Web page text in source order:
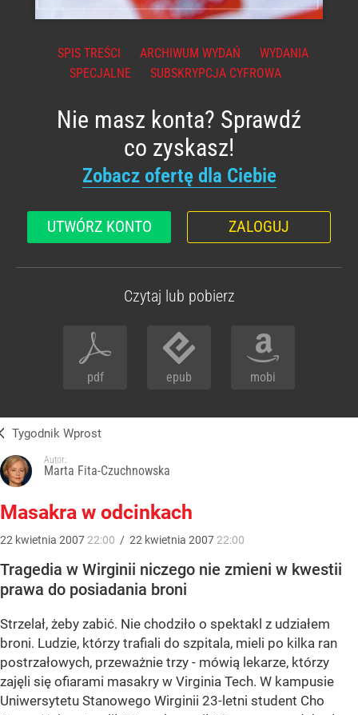
SPIS TREŚCI ARCHIWUM WYDAŃ
WYDANIA
SPECJALNE
SUBSKRYPCJA CYFROWA
Nie masz konta? Sprawdź
co zyskasz!
Zobacz ofertę dla Ciebie
UTWÓRZ KONTO ZALOGUJ
Czytaj lub pobierz
pdf epub mobi
Tygodnik Wprost
Autor:
Marta Fita-Czuchnowska
Masakra w odcinkach
22 kwietnia 2007 22:00 / 22 kwietnia 2007 22:00
Tragedia w Wirginii niczego nie zmieni w kwestii
prawa do posiadania broni
Strzelał, żeby zabić. Nie chodziło o spektakl z udziałem
broni. Ludzie, którzy trafiali do szpitala, mieli po kilka ran
postrzałowych, przeważnie trzy - mówią lekarze, którzy
zajęli się ofiarami masakry w Virginia Tech. W kampusie
Uniwersytetu Stanowego Wirginii 23-letni student Cho